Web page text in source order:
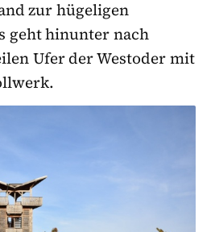
zur hügeligen
geht hinunter nach
Ufer der Westoder mit